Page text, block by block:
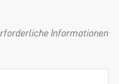
Informationen